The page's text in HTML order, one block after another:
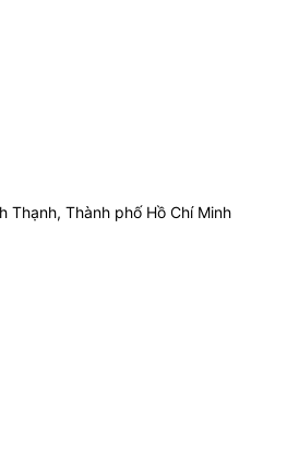
Thạnh, Thành phố Hồ Chí Minh